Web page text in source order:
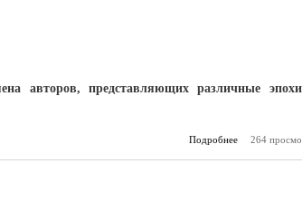
авторов, представляющих различные
Подробнее
о Писатели –
264